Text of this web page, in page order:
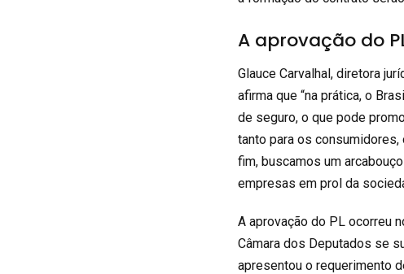
A aprovação do
Glauce Carvalhal, diretora
afirma que “na prática, o
de seguro, o que pode
tanto para os consumidores,
fim, buscamos um
empresas em prol da
A aprovação do PL ocorreu
Câmara dos Deputados se
apresentou o requerimento